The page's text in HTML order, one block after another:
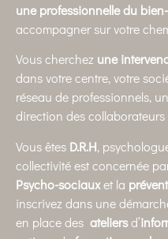
uneprofessionnelle du
accompagner sur votre
Vous cherchez une
dans votre centre, votre
réseau de professionnels,
direction des collaborateurs
Vous êtes D.R.H,
collectivité est concernée
Psycho-sociauxet la
inscrivez dans une
en place des ateliersd’